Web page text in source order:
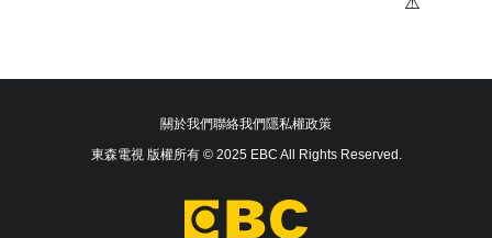
關於我們聯絡我們隱私權政策
東森電視 版權所有 © 2025 EBC All Rights Reserved.